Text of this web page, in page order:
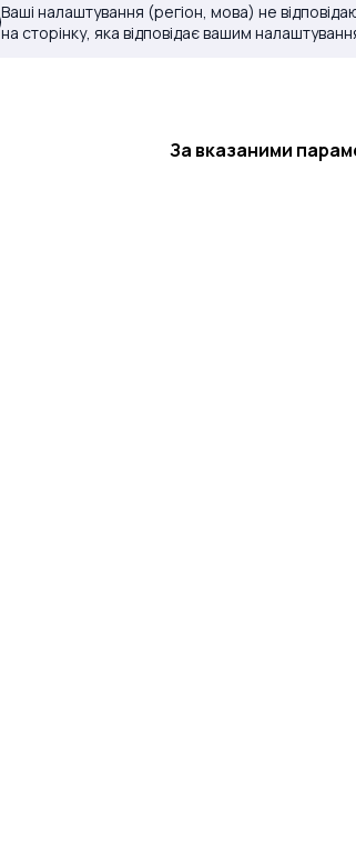
Ваші налаштування (регіон, мова) не
на сторінку, яка відповідає вашим
За вказаними